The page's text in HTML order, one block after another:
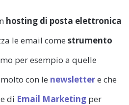
hosting di posta elettronica
le email come strumento
per esempio a quelle
con le newslettere che
di Email Marketing per